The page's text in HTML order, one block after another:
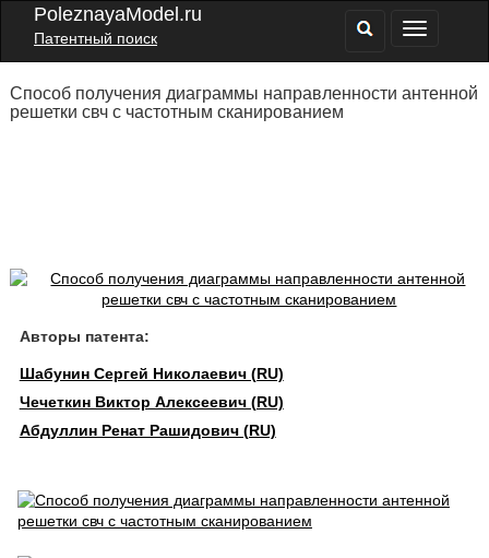
PoleznayaModel.ru
Патентный поиск
Способ получения диаграммы направленности антенной
решетки свч с частотным сканированием
Авторы патента:
Шабунин Сергей Николаевич (RU)
Чечеткин Виктор Алексеевич (RU)
Абдуллин Ренат Рашидович (RU)